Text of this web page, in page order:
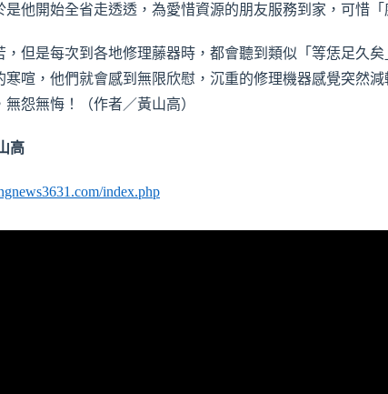
他開始全省走透透，為愛惜資源的朋友服務到家，可惜「
但是每次到各地修理藤器時，都會聽到類似「等恁足久
喧，他們就會感到無限欣慰，沉重的修理機器感覺突然
怨無悔！（作者／黃山高）
高
index.php